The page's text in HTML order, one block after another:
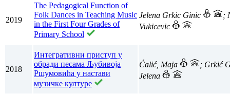
2019
The Pedagogical Function of
Folk Dances in Teaching Music
in the First Four Grades of
Primary School
Jelena Grkic Ginic
;
Vukicevic
2018
Интегративни приступ у
обради песама Љубивоја
Ршумовића у настави
музичке културе
Ćalić, Maja
; Grkić
Jelena